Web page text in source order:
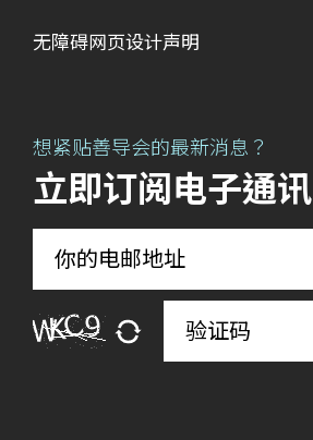
无障碍网页设计声明
想紧贴善导会的最新消息？
立即订阅电子通讯